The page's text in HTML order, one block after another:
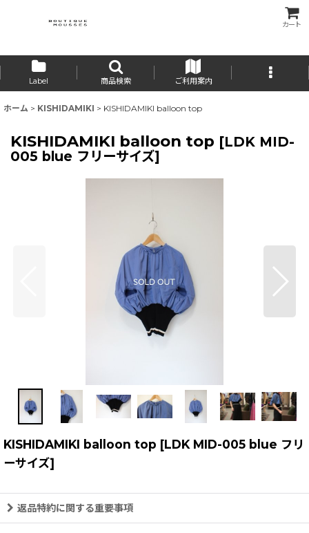
カート
Label 商品検索 ご利用案内
ホーム > KISHIDAMIKI > KISHIDAMIKI balloon top
KISHIDAMIKI balloon top [LDK MID-
005 blue フリーサイズ]
KISHIDAMIKI balloon top [LDK MID-005 blue フリ
ーサイズ]
返品特約に関する重要事項